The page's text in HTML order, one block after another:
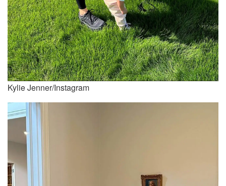
Kylie Jenner/Instagram